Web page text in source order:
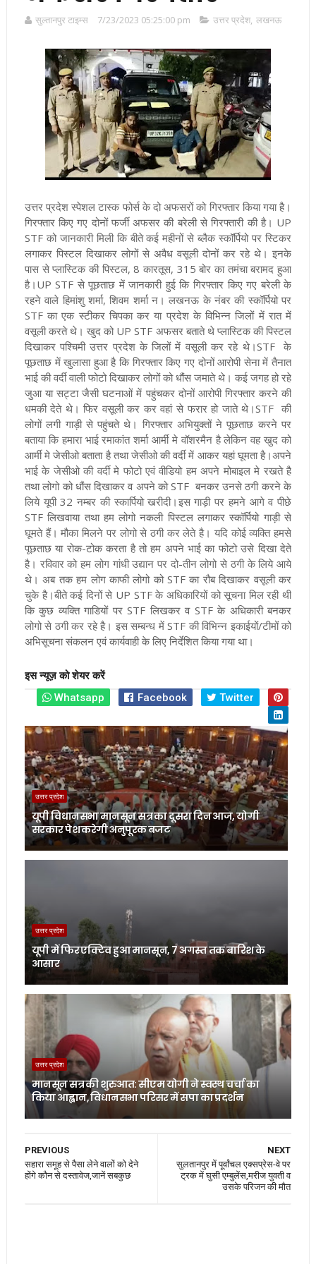
सुल्तानपुर टाइम्स 7/23/2023 05:25:00 pm उत्तर प्रदेश, लखनऊ
उत्तर प्रदेश स्पेशल टास्क फोर्स के दो अफसरों को गिरफ्तार किया गया है।
गिरफ्तार किए गए दोनों फर्जी अफसर की बरेली से गिरफ्तारी की है। UP
STF को जानकारी मिली कि बीते कई महीनों से ब्लैक स्कॉर्पियो पर स्टिकर
लगाकर पिस्टल दिखाकर लोगों से अवैध वसूली दोनों कर रहे थे। इनके
पास से प्लास्टिक की पिस्टल, 8 कारतूस, 315 बोर का तमंचा बरामद हुआ
है। UP STF से पूछताछ में जानकारी हुई कि गिरफ्तार किए गए बरेली के
रहने वाले हिमांशु शर्मा, शिवम शर्मा न। लखनऊ के नंबर की स्कॉर्पियो पर
STF का एक स्टीकर चिपका कर या प्रदेश के विभिन्न जिलों में रात में
वसूली करते थे। खुद को UP STF अफसर बताते थे प्लास्टिक की पिस्टल
दिखाकर पश्चिमी उत्तर प्रदेश के जिलों में वसूली कर रहे थे।STF के
पूछताछ में खुलासा हुआ है कि गिरफ्तार किए गए दोनों आरोपी सेना में तैनात
भाई की वर्दी वाली फोटो दिखाकर लोगों को धौंस जमाते थे। कई जगह हो रहे
जुआ या सट्टा जैसी घटनाओं में पहुंचकर दोनों आरोपी गिरफ्तार करने की
धमकी देते थे। फिर वसूली कर कर वहां से फरार हो जाते थे।STF की
लोगों लगी गाड़ी से पहुंचते थे। गिरफ्तार अभियुक्तों ने पूछताछ करने पर
बताया कि हमारा भाई रमाकांत शर्मा आर्मी मे वॉशरमैन है लेकिन वह खुद को
आर्मी मे जेसीओ बताता है तथा जेसीओ की वर्दी में आकर यहां घूमता है।अपने
भाई के जेसीओ की वर्दी मे फोटो एवं वीडियो हम अपने मोबाइल मे रखते है
तथा लोगो को धौंस दिखाकर व अपने को STF बनकर उनसे ठगी करने के
लिये यूपी 32 नम्बर की स्कार्पियो खरीदी। इस गाड़ी पर हमने आगे व पीछे
STF लिखवाया तथा हम लोगो नकली पिस्टल लगाकर स्कॉर्पियो गाड़ी से
घूमते हैं। मौका मिलने पर लोगो से ठगी कर लेते है। यदि कोई व्यक्ति हमसे
पूछताछ या रोक-टोक करता है तो हम अपने भाई का फोटो उसे दिखा देते
है। रविवार को हम लोग गांधी उद्यान पर दो-तीन लोगो से ठगी के लिये आये
थे। अब तक हम लोग काफी लोगो को STF का रौब दिखाकर वसूली कर
चुके है।बीते कई दिनों से UP STF के अधिकारियों को सूचना मिल रही थी
कि कुछ व्यक्ति गाडियों पर STF लिखकर व STF के अधिकारी बनकर
लोगो से ठगी कर रहे है। इस सम्बन्ध में STF की विभिन्न इकाईयों/टीमों को
अभिसूचना संकलन एवं कार्यवाही के लिए निर्देशित किया गया था।
इस न्यूज़ को शेयर करें
Whatsapp
Facebook Twitter
उत्तर प्रदेश
यूपी विधानसभा मानसून सत्र का दूसरा दिन आज, योगी
सरकार पेश करेगी अनुपूरक बजट
उत्तर प्रदेश
यूपी में फिर एक्टिव हुआ मानसून, 7 अगस्त तक बारिश के
आसार
उत्तर प्रदेश
मानसून सत्र की शुरुआत: सीएम योगी ने स्वस्थ चर्चा का
किया आह्वान, विधानसभा परिसर में सपा का प्रदर्शन
NEXT
सुलतानपुर में पूर्वांचल एक्सप्रेस-वे पर
ट्रक में घुसी एम्बुलेंस,मरीज युवती व
उसके परिजन की मौत
PREVIOUS
सहारा समूह से पैसा लेने वालों को देने
होंगे कौन से दस्तावेज,जानें सबकुछ